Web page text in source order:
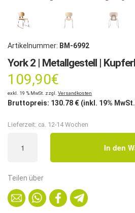
Artikelnummer: BM-6992
York 2 | Metallgestell |
109,90€
exkl. 19 % MwSt. zzgl. Versandkosten
Bruttopreis: 130.78 € (inkl. 19%
Lieferzeit: ca. 12-14 Wochen
Metallgestell
Kupferbraun
Menge
In den
Teilen über